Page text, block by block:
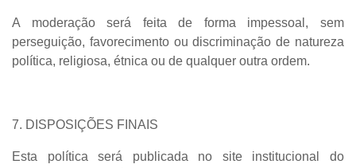
A moderação será feita de forma impessoal, sem
perseguição, favorecimento ou discriminação de natureza
política, religiosa, étnica ou de qualquer outra ordem.
7. DISPOSIÇÕES FINAIS
Esta política será publicada no site institucional do